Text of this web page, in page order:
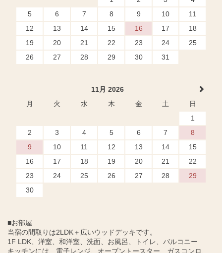
5
6 7 8 9 10
11
12
13 14 15 16 17
18
19
20 21 22 23 24
25
26
27 28 29 30 31
11月 2026
月
火 水 木 金 土
日
1
2
3 4 5 6 7
8
9
10 11 12 13 14
15
16
17 18 19 20 21
22
23
24 25 26 27 28
29
30
■お部屋
当宿の間取りは2LDK＋広いウッドデッキです。
1F LDK、洋室、和洋室、洗面、お風呂、トイレ、バルコニー
キッチンには、電子レンジ、オーブントースター、ガスコンロ、